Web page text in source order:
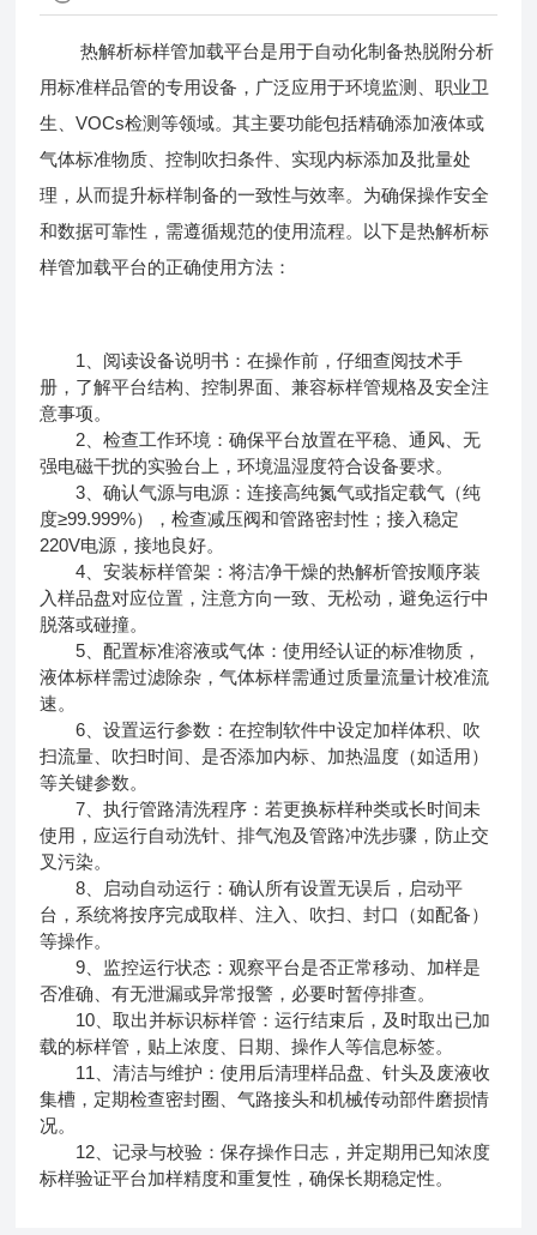
热解析标样管加载平台是用于自动化制备热脱附分析
用标准样品管的专用设备，广泛应用于环境监测、职业卫
生、VOCs检测等领域。其主要功能包括精确添加液体或
气体标准物质、控制吹扫条件、实现内标添加及批量处
理，从而提升标样制备的一致性与效率。为确保操作安全
和数据可靠性，需遵循规范的使用流程。以下是热解析标
样管加载平台的正确使用方法：
1、阅读设备说明书：在操作前，仔细查阅技术手
册，了解平台结构、控制界面、兼容标样管规格及安全注
意事项。
2、检查工作环境：确保平台放置在平稳、通风、无
强电磁干扰的实验台上，环境温湿度符合设备要求。
3、确认气源与电源：连接高纯氮气或指定载气（纯
度≥99.999%），检查减压阀和管路密封性；接入稳定
220V电源，接地良好。
4、安装标样管架：将洁净干燥的热解析管按顺序装
入样品盘对应位置，注意方向一致、无松动，避免运行中
脱落或碰撞。
5、配置标准溶液或气体：使用经认证的标准物质，
液体标样需过滤除杂，气体标样需通过质量流量计校准流
速。
6、设置运行参数：在控制软件中设定加样体积、吹
扫流量、吹扫时间、是否添加内标、加热温度（如适用）
等关键参数。
7、执行管路清洗程序：若更换标样种类或长时间未
使用，应运行自动洗针、排气泡及管路冲洗步骤，防止交
叉污染。
8、启动自动运行：确认所有设置无误后，启动平
台，系统将按序完成取样、注入、吹扫、封口（如配备）
等操作。
9、监控运行状态：观察平台是否正常移动、加样是
否准确、有无泄漏或异常报警，必要时暂停排查。
10、取出并标识标样管：运行结束后，及时取出已加
载的标样管，贴上浓度、日期、操作人等信息标签。
11、清洁与维护：使用后清理样品盘、针头及废液收
集槽，定期检查密封圈、气路接头和机械传动部件磨损情
况。
12、记录与校验：保存操作日志，并定期用已知浓度
标样验证平台加样精度和重复性，确保长期稳定性。